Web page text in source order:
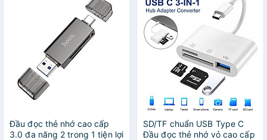
Đầu đọc thẻ nhớ cao cấp
3.0 đa năng 2 trong 1 tiện lợi
SD/TF chuẩn USB Type C
Đầu đọc thẻ nhớ vỏ cao cấp